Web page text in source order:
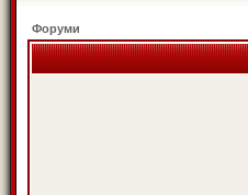
Форуми